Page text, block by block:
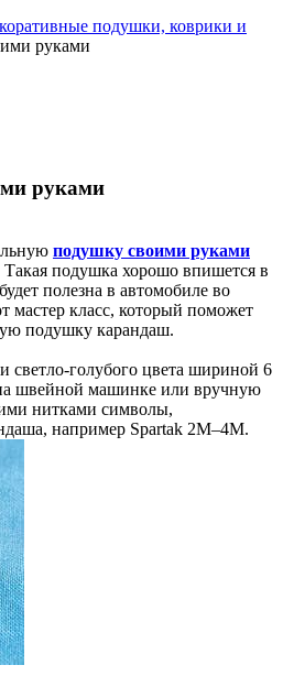
подушки, коврики и
руками
руками
подушку своими руками
Такая подушка хорошо впишется в
полезна в автомобиле во
мастер класс, который поможет
подушку карандаш.
светло-голубого цвета шириной 6
швейной машинке или вручную
нитками символы,
например Spartak 2М–4М.